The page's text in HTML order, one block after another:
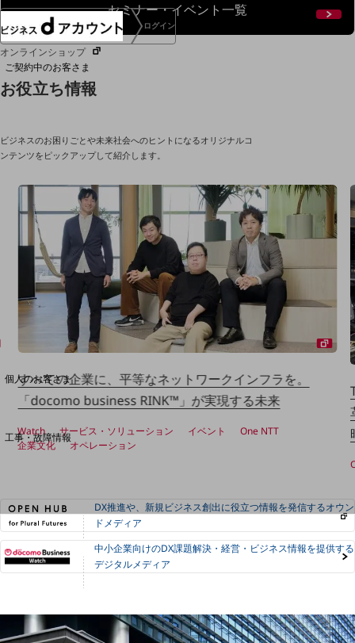
ログイン
オンラインショップ
ご契約中のお客さま
ご契約中サービスの一元管理
Web明細(ビリングステーション)
料金分析(ご利用料金管理サービス)
個人のお客さま
NTTドコモ
工事・故障情報
お客さまサポートサイト
NTTドコモ 通信障害情報
セミナー・イベント一覧
お役立ち情報
ビジネスのお困りごとや未来社会へのヒントになるオリジナルコ
ンテンツをピックアップして紹介します。
すべての企業に、平等なネットワークインフラを。
「docomo business RINK™」が実現する未来
Watch サービス・ソリューション イベント
One NTT
企業文化
オペレーション
DX推進や、新規ビジネス創出に役立つ情報を発信するオウン
ドメディア
中小企業向けのDX課題解決・経営・ビジネス情報を提供する
デジタルメディア